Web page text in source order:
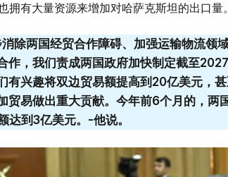
有大量资源来增加对哈萨克斯坦的出口量。
除两国经贸合作障碍、加强运输物流领
作，我们责成两国政府加快制定截至
有兴趣将双边贸易额提高到20亿美元，
贸易做出重大贡献。今年前6个月的，两
达到3亿美元。-他说。